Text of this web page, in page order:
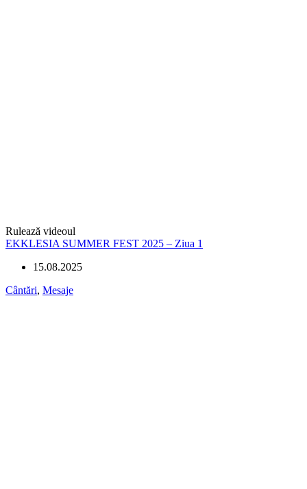
Rulează videoul
EKKLESIA SUMMER FEST 2025 – Ziua 1
15.08.2025
Cântări, Mesaje